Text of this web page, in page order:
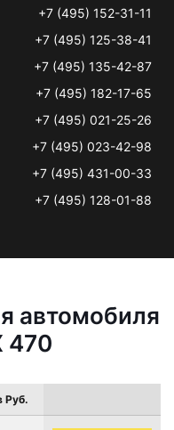
+7 (495) 152-31-11
+7 (495) 125-38-41
+7 (495) 135-42-87
+7 (495) 182-17-65
+7 (495) 021-25-26
+7 (495) 023-42-98
+7 (495) 431-00-33
+7 (495) 128-01-88
автомобиля
470
Руб.